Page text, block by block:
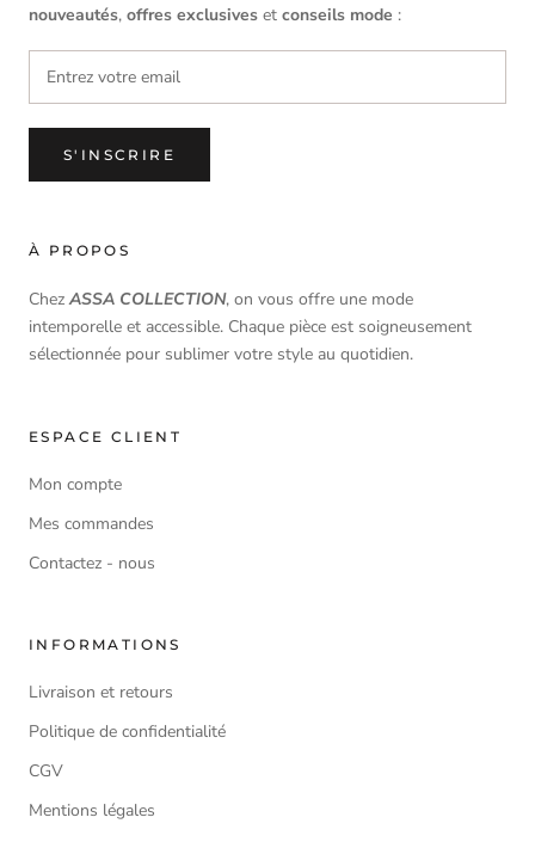
nouveautés, offres exclusives et conseils mode :
S'INSCRIRE
À PROPOS
ChezASSA COLLECTION, on vous offre une mode
intemporelle et accessible. Chaque pièce est soigneusement
sélectionnée pour sublimer votre style au quotidien.
ESPACE CLIENT
Mon compte
Mes commandes
Contactez - nous
INFORMATIONS
Livraison et retours
Politique de confidentialité
CGV
Mentions légales